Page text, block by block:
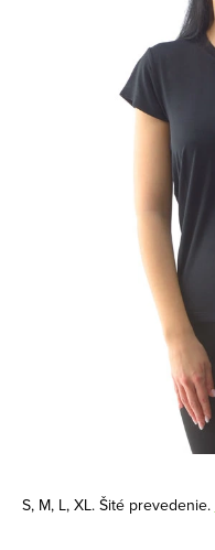
S, M, L, XL. Šité prevedenie.